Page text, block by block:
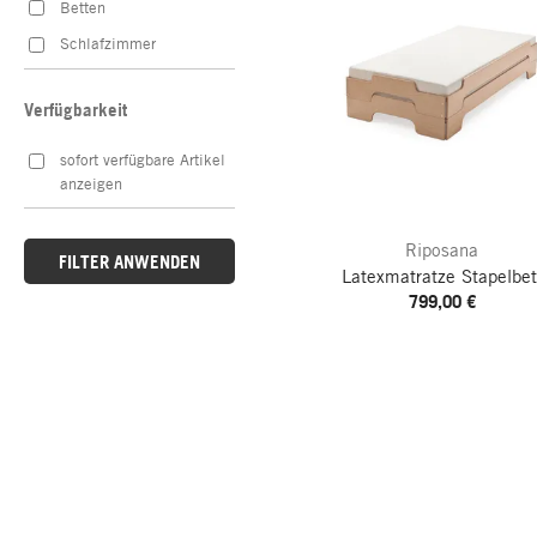
Betten
Schlafzimmer
Verfügbarkeit
sofort verfügbare Artikel
anzeigen
FILTER ANWENDEN
Riposana
Latexmatratze
799,00 €